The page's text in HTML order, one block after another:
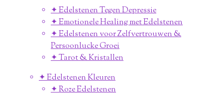
✦ Edelstenen Tegen Depressie
✦ Emotionele Healing met Edelstenen
✦ Edelstenen voor Zelfvertrouwen &
Persoonlucke Groei
✦ Tarot & Kristallen
✦ Edelstenen Kleuren
✦ Roze Edelstenen